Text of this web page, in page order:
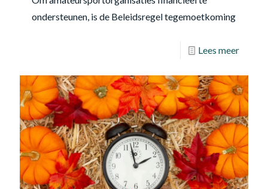
ondersteunen, is de Beleidsregel tegemoetkoming
Lees meer